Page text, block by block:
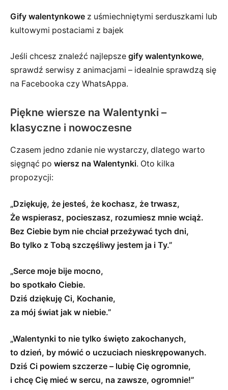
Gify walentynkowe z uśmiechniętymi serduszkami lub
kultowymi postaciami z bajek
Jeśli chcesz znaleźć najlepsze gify walentynkowe,
sprawdź serwisy z animacjami – idealnie sprawdzą się
na Facebooka czy WhatsAppa.
Piękne wiersze na Walentynki –
klasyczne i nowoczesne
Czasem jedno zdanie nie wystarczy, dlatego warto
sięgnąć po wiersz na Walentynki. Oto kilka
propozycji:
„Dziękuję, że jesteś, że kochasz, że trwasz,
Że wspierasz, pocieszasz, rozumiesz mnie wciąż.
Bez Ciebie bym nie chciał przeżywać tych dni,
Bo tylko z Tobą szczęśliwy jestem ja i Ty.”
„Serce moje bije mocno,
bo spotkało Ciebie.
Dziś dziękuję Ci, Kochanie,
za mój świat jak w niebie.”
„Walentynki to nie tylko święto zakochanych,
to dzień, by mówić o uczuciach nieskrępowanych.
Dziś Ci powiem szczerze – lubię Cię ogromnie,
i chcę Cię mieć w sercu, na zawsze, ogromnie!”